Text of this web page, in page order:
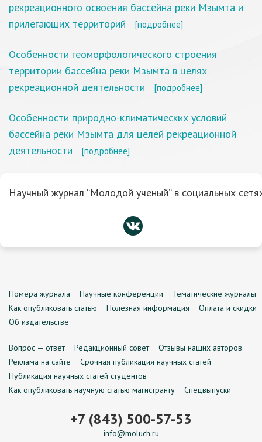
рекреационного освоения бассейна реки Мзымта и
прилегающих территорий
[подробнее]
Особенности геоморфологического строения
территории бассейна реки Мзымта в целях
рекреационной деятельности
[подробнее]
Особенности природно-климатических условий
бассейна реки Мзымта для целей рекреационной
деятельности
[подробнее]
Научный журнал “Молодой ученый” в социальных
Номера журнала Научные конференции
Тематические журналы
Как опубликовать статью
Полезная информация
Оплата и скидки
Об издательстве
Вопрос — ответ Редакционный совет
Отзывы наших авторов
Реклама на сайте
Срочная публикация научных статей
Публикация научных статей студентов
Как опубликовать научную статью магистранту
Спецвыпуски
+7 (843) 500-57-53
info@moluch.ru